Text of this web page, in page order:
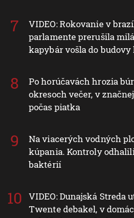
VIDEO: Rokovanie v
parlamente prerušila
kapybár vošla do
Po horúčavách hrozia
okresoch večer, v
počas piatka
Na viacerých vodných
kúpania. Kontroly
baktérií
VIDEO: Dunajská Streda
Twente debakel, v